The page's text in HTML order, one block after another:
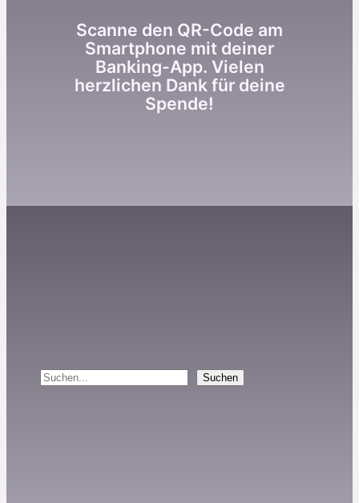
Scanne den QR-Code am
Smartphone mit deiner
Banking-App. Vielen
herzlichen Dank für deine
Spende!
Suchen Suchen